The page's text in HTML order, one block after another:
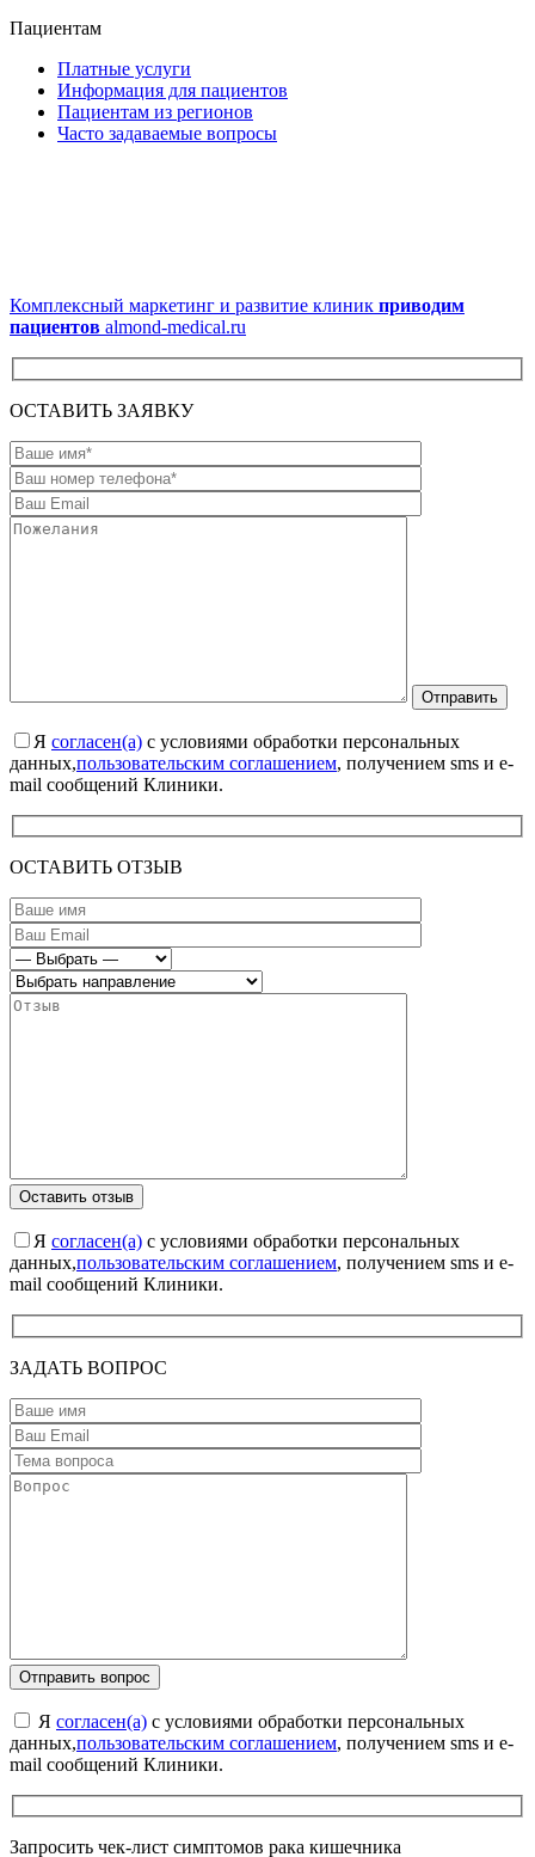
Пациентам
Платные услуги
Информация для пациентов
Пациентам из регионов
Часто задаваемые вопросы
Комплексный маркетинг и развитие клиник приводим
пациентов almond-medical.ru
ОСТАВИТЬ ЗАЯВКУ
Я согласен(а) с условиями обработки персональных
данных,пользовательским соглашением, получением sms и e-
mail сообщений Клиники.
ОСТАВИТЬ ОТЗЫВ
Я согласен(а) с условиями обработки персональных
данных,пользовательским соглашением, получением sms и e-
mail сообщений Клиники.
ЗАДАТЬ ВОПРОС
Я согласен(а) с условиями обработки персональных
данных,пользовательским соглашением, получением sms и e-
mail сообщений Клиники.
Запросить чек-лист симптомов рака кишечника